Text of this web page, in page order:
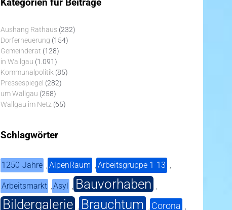
Aushang Rathaus (232)
Dorferneuerung (154)
Gemeinderat (128)
in Wallgau (1.091)
Kommunalpolitik (85)
Pressespiegel (282)
um Wallgau (258)
Wallgau im Netz (65)
Schlagwörter
1250-Jahre , AlpenRaum , Arbeitsgruppe 1-13 ,
Arbeitsmarkt ,Asyl , Bauvorhaben ,
Bildergalerie , Brauchtum , Corona ,